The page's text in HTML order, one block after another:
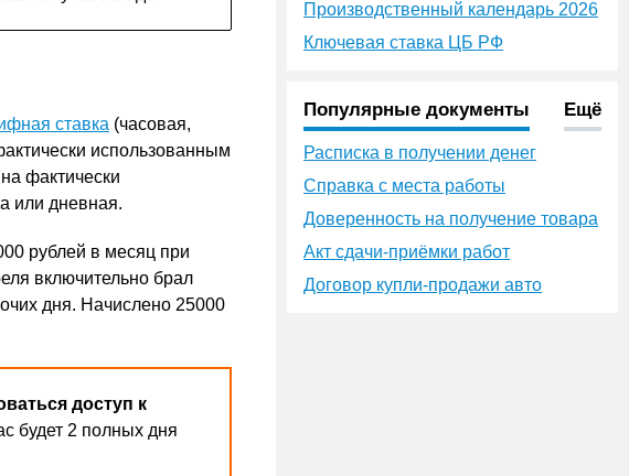
ставка (часовая,
использованным
фактически
или дневная.
рублей в месяц при
включительно брал
дня. Начислено 25000
доступ к
будет 2 полных дня
Производственный календарь 2026
Ключевая ставка ЦБ РФ
Популярные документы Ещё
Расписка в получении денег
Справка с места работы
Доверенность на получение товара
Акт сдачи-приёмки работ
Договор купли-продажи авто